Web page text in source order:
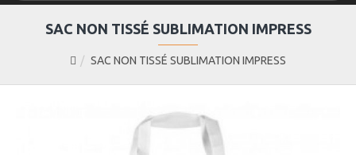
SAC NON TISSÉ SUBLIMATION IMPRESS
SAC NON TISSÉ SUBLIMATION IMPRESS